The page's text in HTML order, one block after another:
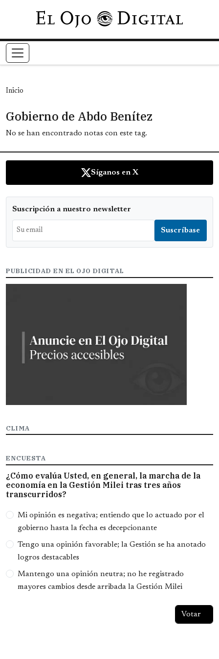
Pasar al contenido principal
Inicio
Gobierno de Abdo Benítez
No se han encontrado notas con este tag.
Síganos en X
Suscripción a nuestro newsletter
PUBLICIDAD EN EL OJO DIGITAL
CLIMA
ENCUESTA
¿Cómo evalúa Usted, en general, la marcha de la
economía en la Gestión Milei tras tres años
transcurridos?
Opciones
Mi opinión es negativa; entiendo que lo actuado por el
gobierno hasta la fecha es decepcionante
Tengo una opinión favorable; la Gestión se ha anotado
logros destacables
Mantengo una opinión neutra; no he registrado
mayores cambios desde arribada la Gestión Milei